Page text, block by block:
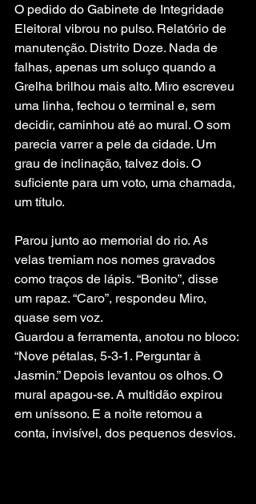
O pedido do Gabinete de Integridade
Eleitoral vibrou no pulso. Relatório de
manutenção. Distrito Doze. Nada de
falhas, apenas um soluço quando a
Grelha brilhou mais alto. Miro escreveu
uma linha, fechou o terminal e, sem
decidir, caminhou até ao mural. O som
parecia varrer a pele da cidade. Um
grau de inclinação, talvez dois. O
suficiente para um voto, uma chamada,
um título.
Parou junto ao memorial do rio. As
velas tremiam nos nomes gravados
como traços de lápis. “Bonito”, disse
um rapaz. “Caro”, respondeu Miro,
quase sem voz.
Guardou a ferramenta, anotou no bloco:
“Nove pétalas, 5-3-1. Perguntar à
Jasmin.” Depois levantou os olhos. O
mural apagou-se. A multidão expirou
em uníssono. E a noite retomou a
conta, invisível, dos pequenos desvios.